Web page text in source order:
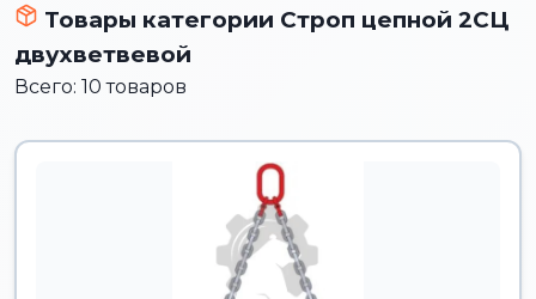
Товары категории Строп цепной 2СЦ
двухветвевой
Всего: 10 товаров